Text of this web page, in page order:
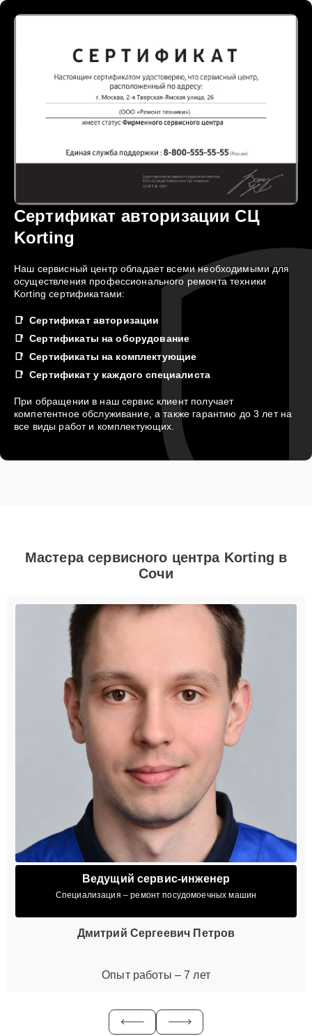
Сертификат авторизации СЦ
Korting
Наш сервисный центр обладает всеми необходимыми для
осуществления профессионального ремонта техники
Korting сертификатами:
Сертификат авторизации
Сертификаты на оборудование
Сертификаты на комплектующие
Сертификат у каждого специалиста
При обращении в наш сервис клиент получает
компетентное обслуживание, а также гарантию до 3 лет на
все виды работ и комплектующих.
Мастера сервисного центра Korting в
Сочи
Ведущий сервис-инженер
Специализация – ремонт посудомоечных машин
Дмитрий Сергеевич Петров
Опыт работы – 7 лет